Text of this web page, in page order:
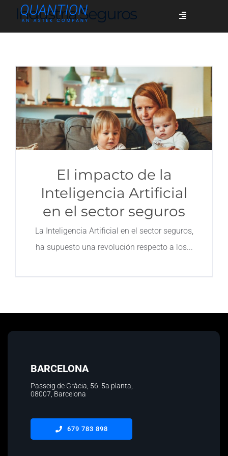
Toggle
Quiénes somos
Casos de éxito
Contacto
Industria Seguros
El impacto de la
Inteligencia Artificial
en el sector seguros
La Inteligencia Artificial en el sector seguros,
ha supuesto una revolución respecto a los
BARCELONA
Passeig de Gràcia, 56. 5a planta
08007, Barcelona
679 783 898